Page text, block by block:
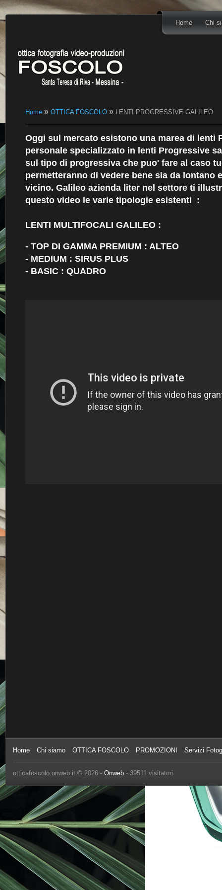
Home Chi
Home » OTTICA FOSCOLO » LENTI PROGRESSIVE GALILEO
Oggi sul mercato esistono una marea di lenti
personale specializzato in lenti Progressive
sul tipo di progressiva che puo' fare al caso
permetteranno di vedere bene sia da lontano
vicino. Galileo azienda liter nel settore ti
questo video le varie tipologie esistenti :
LENTI MULTIFOCALI GALILEO :
- TOP DI GAMMA PREMIUM : ALTEO
- MEDIUM : SIRUS PLUS
- BASIC : QUADRO
Home Chi siamo OTTICA FOSCOLO PROMOZIONI Servizi
otticafoscolo.onweb.it © 2026 - Onweb - 39511 visitatori